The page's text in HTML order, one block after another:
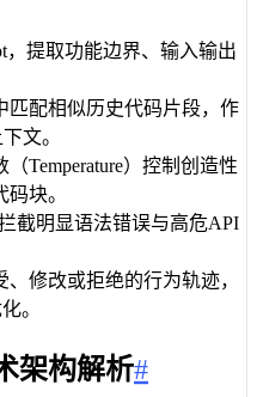
，提取功能边界、输入输出
匹配相似历史代码片段，作
文。
（Temperature）控制创造性
块。
截明显语法错误与高危API
、修改或拒绝的行为轨迹，
。
架构解析#